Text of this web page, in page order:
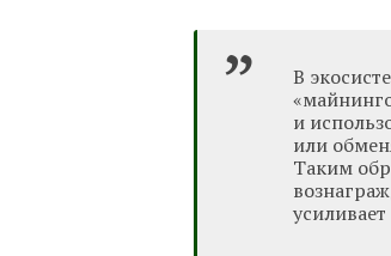
В
и
или
Таким